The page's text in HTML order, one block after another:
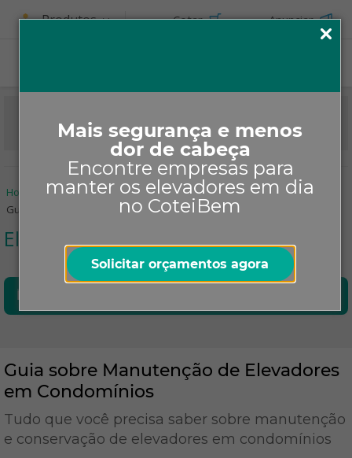
Mais segurança e menos
dor de cabeça
Encontre empresas para
manter os elevadores em dia
no CoteiBem
Solicitar orçamentos agora
Produtos Cotar Anunciar
Home Informe-se Manutenção
Elevadores
Guia sobre Manutenção de Elevadores em Condomínios
Elevadores
Guia sobre Manutenção de Elevadores
em Condomínios
Tudo que você precisa saber sobre manutenção
e conservação de elevadores em condomínios